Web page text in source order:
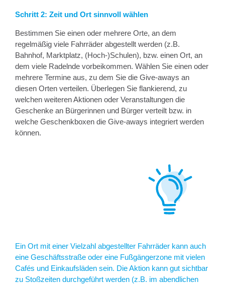
Schritt 2: Zeit und Ort sinnvoll wählen
Bestimmen Sie einen oder mehrere Orte, an dem
regelmäßig viele Fahrräder abgestellt werden (z.B.
Bahnhof, Marktplatz, (Hoch-)Schulen), bzw. einen Ort, an
dem viele Radelnde vorbeikommen. Wählen Sie einen oder
mehrere Termine aus, zu dem Sie die Give-aways an
diesen Orten verteilen. Überlegen Sie flankierend, zu
welchen weiteren Aktionen oder Veranstaltungen die
Geschenke an Bürgerinnen und Bürger verteilt bzw. in
welche Geschenkboxen die Give-aways integriert werden
können.
Ein Ort mit einer Vielzahl abgestellter Fahrräder kann auch
eine Geschäftsstraße oder eine Fußgängerzone mit vielen
Cafés und Einkaufsläden sein. Die Aktion kann gut sichtbar
zu Stoßzeiten durchgeführt werden (z.B. im abendlichen